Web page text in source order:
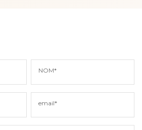
NOM*
email*